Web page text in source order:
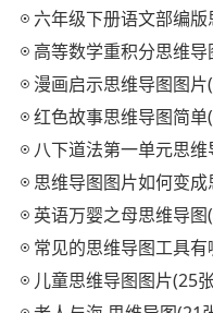
六年级下册语文部编
高等数学重积分思维
漫画启示思维导图图
红色故事思维导图简
八下道法第一单元思
思维导图图片如何变
英语万婴之母思维导
常见的思维导图工具
儿童思维导图图片(25